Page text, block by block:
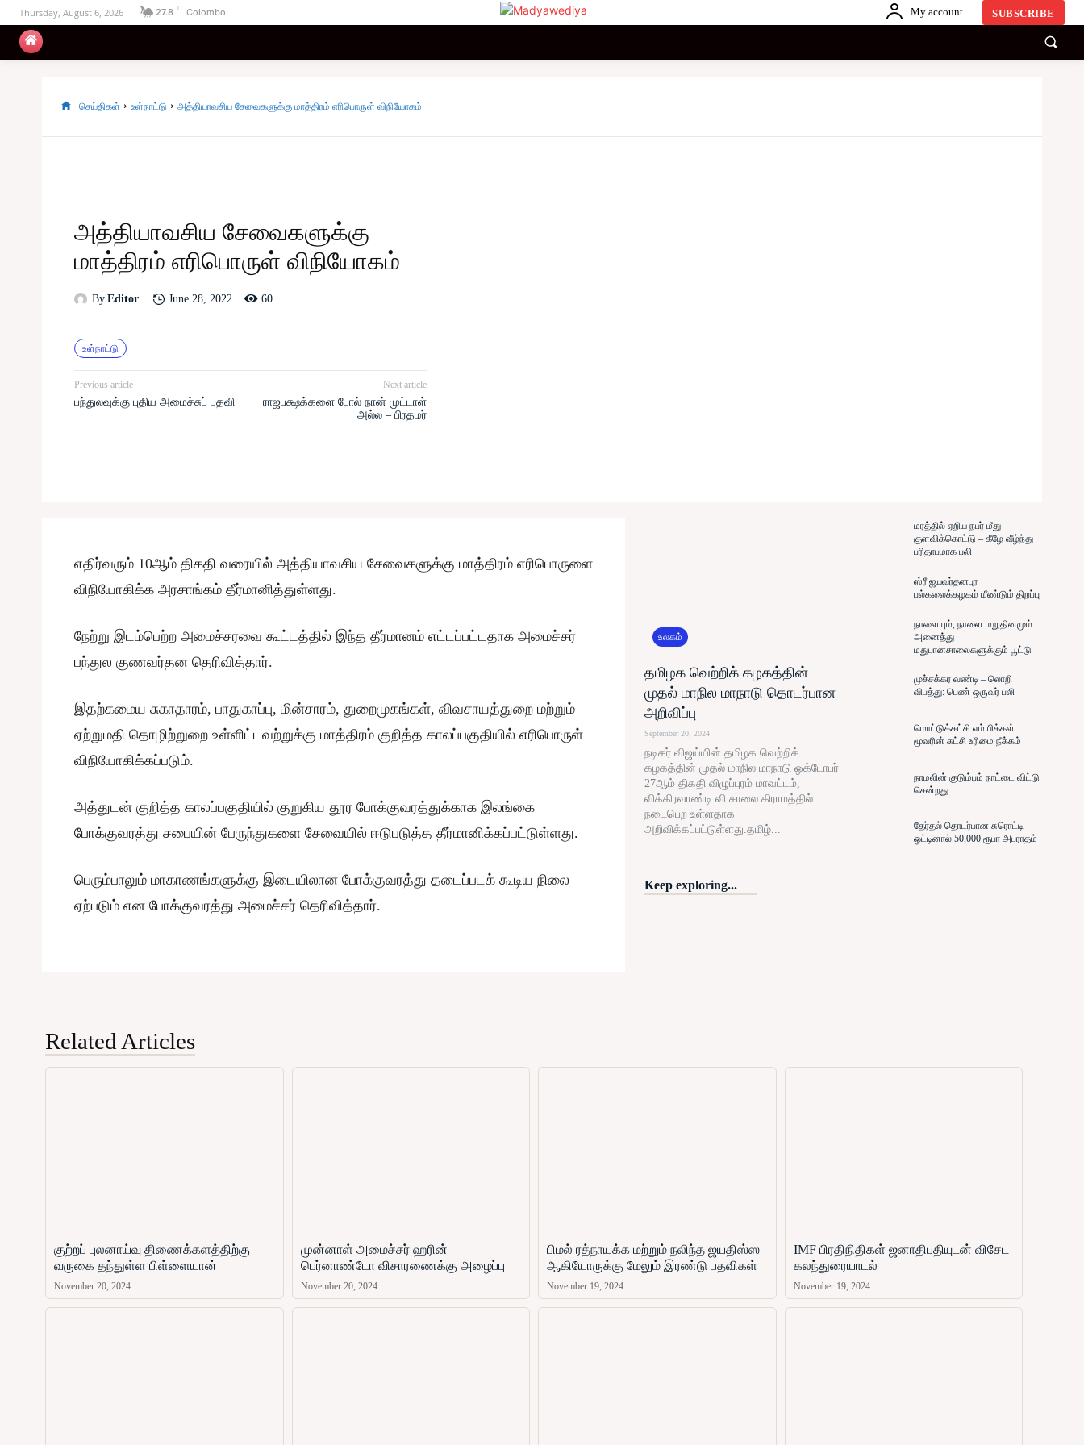
Thursday, August 6, 2026 27.8 C Colombo My account SUBSCRIBE
செய்திகள் உள்நாட்டு அத்தியாவசிய சேவைகளுக்கு மாத்திரம் எரிபொருள் விநியோகம்
அத்தியாவசிய சேவைகளுக்கு
மாத்திரம் எரிபொருள் விநியோகம்
By Editor June 28, 2022 60
உள்நாட்டு
Previous article
பந்துலவுக்கு புதிய அமைச்சுப் பதவி
Next article
ராஜபக்ஷக்களை போல் நான் முட்டாள்
அல்ல – பிரதமர்
எதிர்வரும் 10ஆம் திகதி வரையில் அத்தியாவசிய சேவைகளுக்கு மாத்திரம் எரிபொருளை
விநியோகிக்க அரசாங்கம் தீர்மானித்துள்ளது.
நேற்று இடம்பெற்ற அமைச்சரவை கூட்டத்தில் இந்த தீர்மானம் எட்டப்பட்டதாக அமைச்சர்
பந்துல குணவர்தன தெரிவித்தார்.
இதற்கமைய சுகாதாரம், பாதுகாப்பு, மின்சாரம், துறைமுகங்கள், விவசாயத்துறை மற்றும்
ஏற்றுமதி தொழிற்றுறை உள்ளிட்டவற்றுக்கு மாத்திரம் குறித்த காலப்பகுதியில் எரிபொருள்
விநியோகிக்கப்படும்.
அத்துடன் குறித்த காலப்பகுதியில் குறுகிய தூர போக்குவரத்துக்காக இலங்கை
போக்குவரத்து சபையின் பேருந்துகளை சேவையில் ஈடுபடுத்த தீர்மானிக்கப்பட்டுள்ளது.
பெரும்பாலும் மாகாணங்களுக்கு இடையிலான போக்குவரத்து தடைப்படக் கூடிய நிலை
ஏற்படும் என போக்குவரத்து அமைச்சர் தெரிவித்தார்.
உலகம்
தமிழக வெற்றிக் கழகத்தின்
முதல் மாநில மாநாடு தொடர்பான
அறிவிப்பு
September 20, 2024
நடிகர் விஜய்யின் தமிழக வெற்றிக்
கழகத்தின் முதல் மாநில மாநாடு ஒக்டோபர்
27ஆம் திகதி விழுப்புரம் மாவட்டம்,
விக்கிரவாண்டி வி.சாலை கிராமத்தில்
நடைபெற உள்ளதாக
அறிவிக்கப்பட்டுள்ளது.தமிழ்...
மரத்தில் ஏறிய நபர் மீது
குளவிக்கொட்டு – கீழே வீழ்ந்து
பரிதாபமாக பலி
ஸ்ரீ ஜயவர்தனபுர
பல்கலைக்கழகம் மீண்டும் திறப்பு
நாளையும், நாளை மறுதினமும்
அனைத்து
மதுபானசாலைகளுக்கும் பூட்டு
முச்சக்கர வண்டி – லொறி
விபத்து: பெண் ஒருவர் பலி
மொட்டுக்கட்சி எம்.பிக்கள்
மூவரின் கட்சி உரிமை நீக்கம்
நாமலின் குடும்பம் நாட்டை விட்டு
சென்றது
தேர்தல் தொடர்பான சுரொட்டி
ஒட்டினால் 50,000 ரூபா அபராதம்
Keep exploring...
Related Articles
குற்றப் புலனாய்வு திணைக்களத்திற்கு
வருகை தந்துள்ள பிள்ளையான்
November 20, 2024
முன்னாள் அமைச்சர் ஹரின்
பெர்னாண்டோ​ விசாரணைக்கு அழைப்பு
November 20, 2024
பிமல் ரத்நாயக்க மற்றும் நலிந்த ஜயதிஸ்ஸ
ஆகியோருக்கு மேலும் இரண்டு பதவிகள்
November 19, 2024
IMF பிரதிநிதிகள் ஜனாதிபதியுடன் விசேட
கலந்துரையாடல்
November 19, 2024